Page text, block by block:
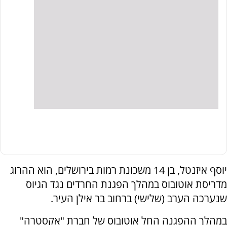
יוסף איזנטל, בן 14 משכונת רמות בירושלים, הוא ההרוג
מדריסת אוטובוס במהלך הפגנת החרדים נגד הגיוס
שנערכה הערב (שלישי) ברחוב בר אילן העיר.
במהלך ההפגנה החל אוטובוס של חברת "אקסטרה"